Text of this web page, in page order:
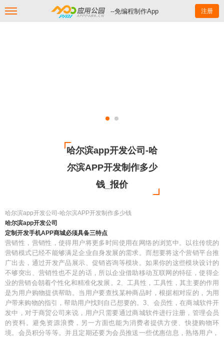
--免编程制作App 注册
哈尔滨app开发公司-哈
尔滨APP开发制作多少
钱_报价
哈尔滨app开发公司-哈尔滨APP开发制作多少钱
哈尔滨app开发公司
定制开发手机APP商城必须具备三特点
营销性，营销性，使得用户将更多时间使用在网络的浏览中。以往传统的
营销模式已经不能够满足企业自身发展的需求。而想要将这个营销平台推
广出去，通过开发产品展示、促销咨询等模块。如果你的这些模块设计的
不够突出、营销性也不足的话，所以企业借助移动互联网的特征，使得企
业的营销会朝着个性化和精准化发展。2、工具性，工具性，其主要的作用
是为用户购物提供帮助。当用户要查找某种商品时，根据相对应的，为用
户带来购物的指引，帮助用户找到自己想要的。3、会员性，在商城软件开
发中，对于商贸公司来说，用户只需要通过商城软件进行注册，管理会员
的资料。避免资源浪费，另一方面也能为消费者提供方便、快捷购物环
境。会员积分等等。并且定期还要为会员推送一些优惠信息，熟络用户，